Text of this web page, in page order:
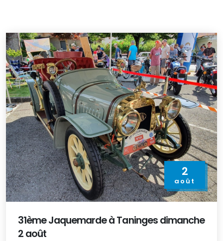
2
août
31ème Jaquemarde à Taninges dimanche
2 août